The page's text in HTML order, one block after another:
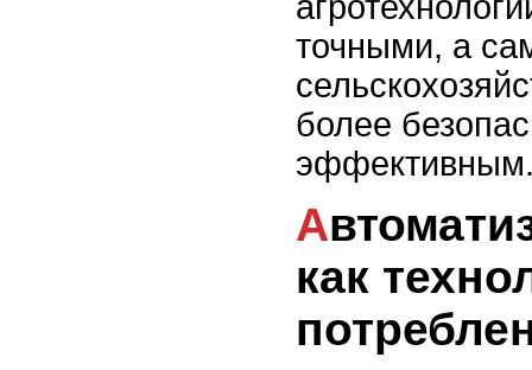
точными, а
более
Автоматизация полива:
как